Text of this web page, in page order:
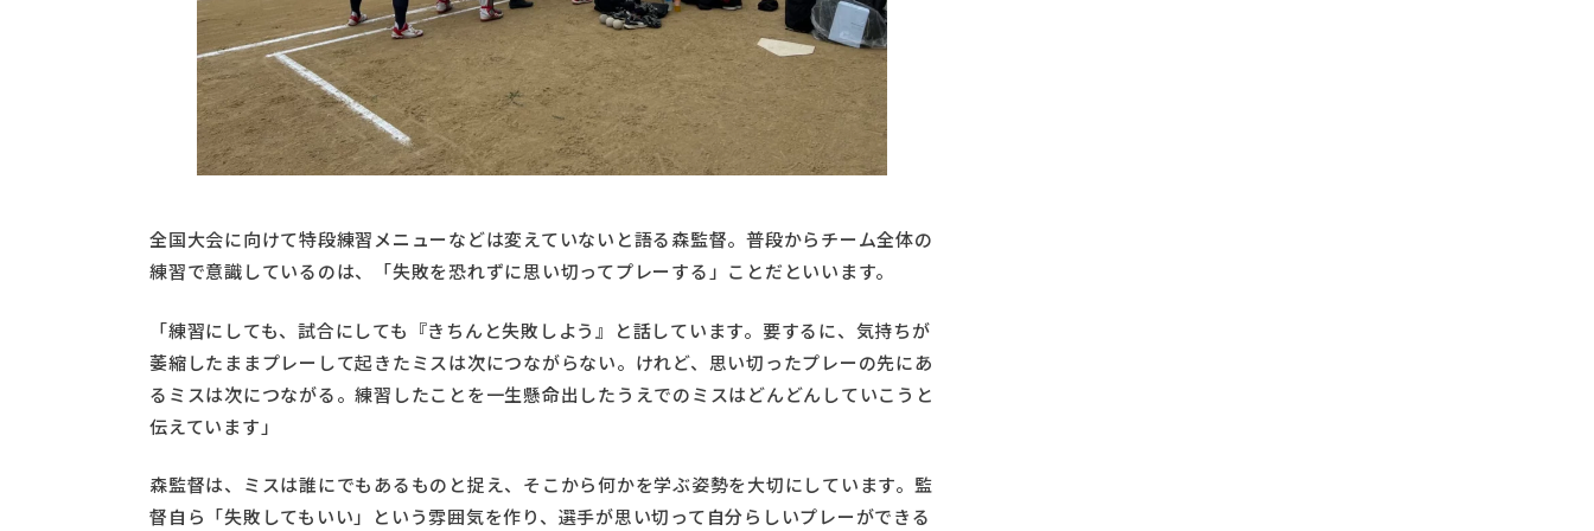
全国大会に向けて特段練習メニューなどは変えていないと語る森監督。普段からチーム全体の
練習で意識しているのは、「失敗を恐れずに思い切ってプレーする」ことだといいます。
「練習にしても、試合にしても『きちんと失敗しよう』と話しています。要するに、気持ちが
萎縮したままプレーして起きたミスは次につながらない。けれど、思い切ったプレーの先にあ
るミスは次につながる。練習したことを一生懸命出したうえでのミスはどんどんしていこうと
伝えています」
森監督は、ミスは誰にでもあるものと捉え、そこから何かを学ぶ姿勢を大切にしています。監
督自ら「失敗してもいい」という雰囲気を作り、選手が思い切って自分らしいプレーができる